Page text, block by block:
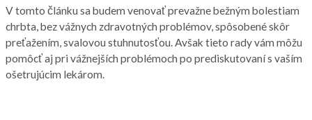
V tomto článku sa budem venovať prevažne bežným bolestiam
chrbta, bez vážnych zdravotných problémov, spôsobené skôr
preťažením, svalovou stuhnutosťou. Avšak tieto rady vám môžu
pomôcť aj pri vážnejších problémoch po prediskutovaní s vaším
ošetrujúcim lekárom.